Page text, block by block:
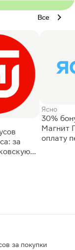
Все
за
Ясно
30%
Магнит
оплату
за покупки